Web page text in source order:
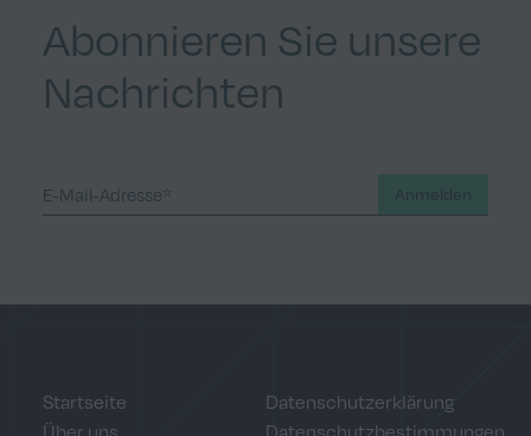
Abonnieren Sie unsere
Nachrichten
Startseite
Über uns
Datenschutzerklärung
Datenschutzbestimmungen